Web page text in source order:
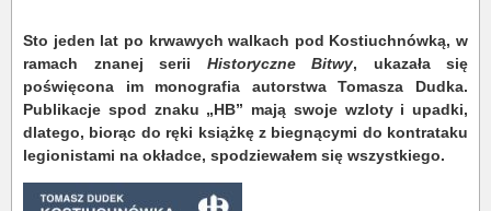
Sto jeden lat po krwawych walkach pod Kostiuchnówką, w
ramach znanej serii Historyczne Bitwy, ukazała się
poświęcona im monografia autorstwa Tomasza Dudka.
Publikacje spod znaku „HB” mają swoje wzloty i upadki,
dlatego, biorąc do ręki książkę z biegnącymi do kontrataku
legionistami na okładce, spodziewałem się wszystkiego.